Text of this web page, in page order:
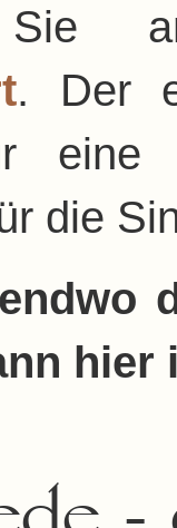
Sie
. Der
eine
die
hier